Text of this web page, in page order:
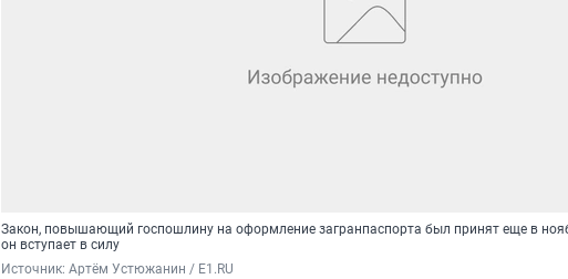
Закон, повышающий госпошлину на оформление загранпаспорта был принят еще в
он вступает в силу
Источник: Артём Устюжанин / E1.RU